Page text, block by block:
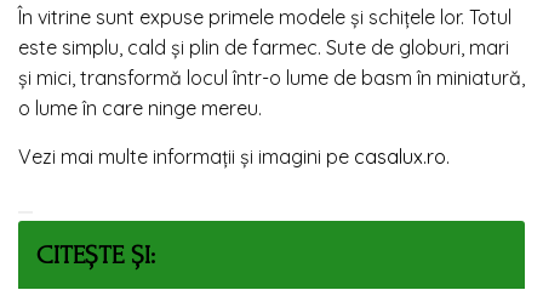
În vitrine sunt expuse primele modele și schițele lor. Totul
este simplu, cald și plin de farmec. Sute de globuri, mari
și mici, transformă locul într-o lume de basm în miniatură,
o lume în care ninge mereu.
Vezi mai multe informații și imagini pe casalux.ro.
CITEȘTE ȘI: